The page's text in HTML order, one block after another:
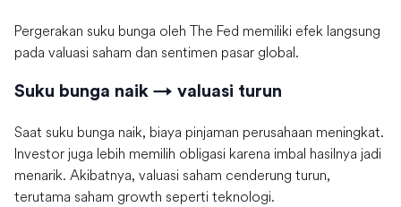
Pergerakan suku bunga oleh The Fed memiliki efek langsung
pada valuasi saham dan sentimen pasar global.
Suku bunga naik → valuasi turun
Saat suku bunga naik, biaya pinjaman perusahaan meningkat.
Investor juga lebih memilih obligasi karena imbal hasilnya jadi
menarik. Akibatnya, valuasi saham cenderung turun,
terutama saham growth seperti teknologi.